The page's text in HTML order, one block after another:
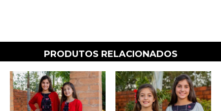
PRODUTOS RELACIONADOS